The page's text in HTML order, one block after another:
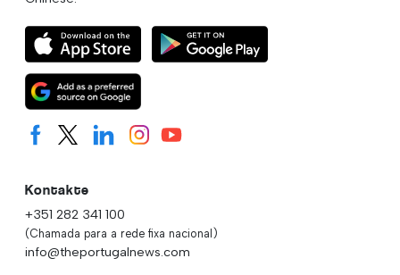
Kontakte
+351 282 341 100
(Chamada para a rede fixa nacional)
info@theportugalnews.com